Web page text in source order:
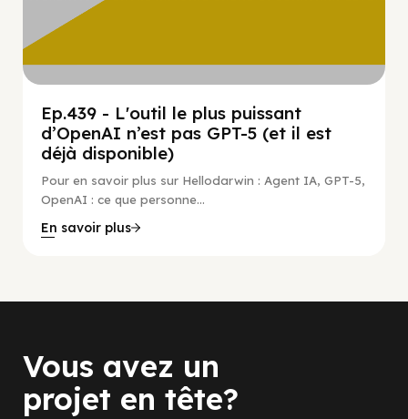
Ep.439 - L'outil le plus puissant
d’OpenAI n’est pas GPT-5 (et il est
déjà disponible)
Pour en savoir plus sur Hellodarwin : Agent IA, GPT-5,
OpenAI : ce que personne...
En savoir plus
Vous avez un
projet en tête?